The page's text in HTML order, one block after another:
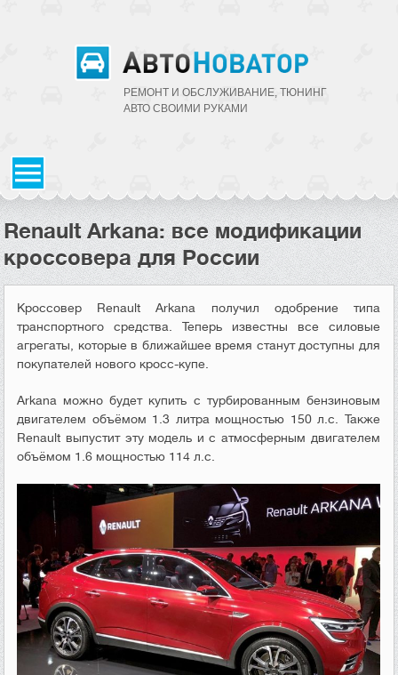
РЕМОНТ И ОБСЛУЖИВАНИЕ, ТЮНИНГ
АВТО CВОИМИ РУКАМИ
Renault Arkana: все модификации
кроссовера для России
Кроссовер Renault Arkana получил одобрение типа
транспортного средства. Теперь известны все силовые
агрегаты, которые в ближайшее время станут доступны для
покупателей нового кросс-купе.
Arkana можно будет купить с турбированным бензиновым
двигателем объёмом 1.3 литра мощностью 150 л.с. Также
Renault выпустит эту модель и с атмосферным двигателем
объёмом 1.6 мощностью 114 л.с.